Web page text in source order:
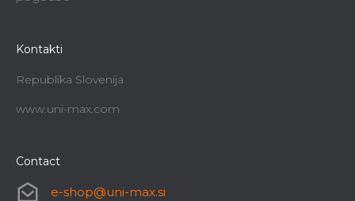
Kontakti
Republika Slovenija
www.uni-max.com
Contact
e-shop@uni-max.si